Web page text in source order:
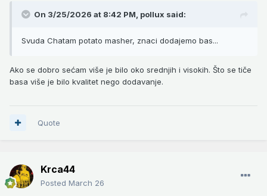
On 3/25/2026 at 8:42 PM, pollux said:
Svuda Chatam potato masher, znaci dodajemo bas...
Ako se dobro sećam više je bilo oko srednjih i visokih. Što se tiče
basa više je bilo kvalitet nego dodavanje.
Quote
Krca44
Posted March 26